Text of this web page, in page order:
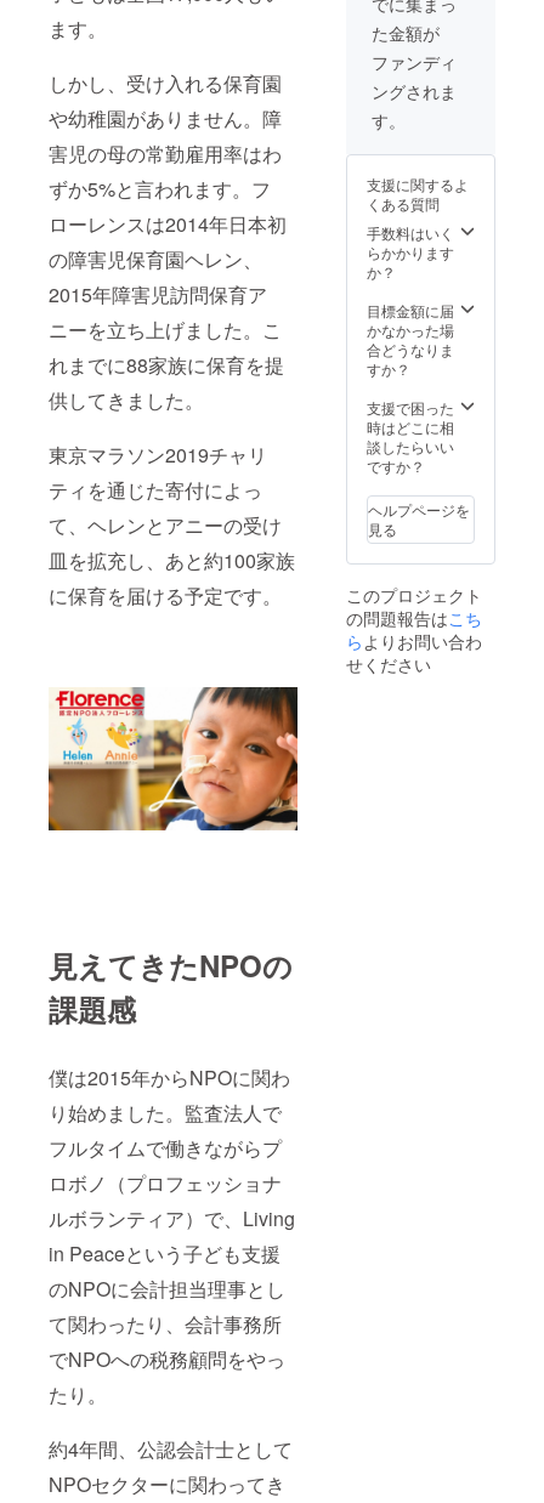
ます。
しかし、受け入れる保育園
や幼稚園がありません。障
害児の母の常勤雇用率はわ
ずか5%と言われます。フ
ローレンスは2014年日本初
の障害児保育園ヘレン、
2015年障害児訪問保育ア
ニーを立ち上げました。こ
れまでに88家族に保育を提
供してきました。
東京マラソン2019チャリ
ティを通じた寄付によっ
て、ヘレンとアニーの受け
皿を拡充し、あと約100家族
に保育を届ける予定です。
見えてきたNPOの
課題感
僕は2015年からNPOに関わ
り始めました。監査法人で
フルタイムで働きながらプ
ロボノ（プロフェッショナ
ルボランティア）で、Living
in Peaceという子ども支援
のNPOに会計担当理事とし
て関わったり、会計事務所
でNPOへの税務顧問をやっ
たり。
約4年間、公認会計士として
NPOセクターに関わってき
た金額が
ファンディ
ングされま
す。
支援に関するよ
くある質問
手数料はいく
らかかります
か？
目標金額に届
かなかった場
合どうなりま
すか？
支援で困った
時はどこに相
談したらいい
ですか？
ヘルプページを
見る
このプロジェクト
の問題報告はこち
らよりお問い合わ
せください